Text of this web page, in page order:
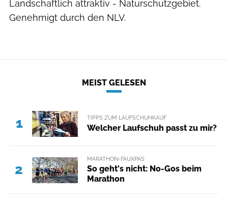
Landschaftlich attraktiv - Naturschutzgebiet.
Genehmigt durch den NLV.
MEIST GELESEN
1 TIPPS ZUM LAUFSCHUHKAUF
Welcher Laufschuh passt zu mir?
2
MARATHON-FAUXPAS
So geht's nicht: No-Gos beim
Marathon